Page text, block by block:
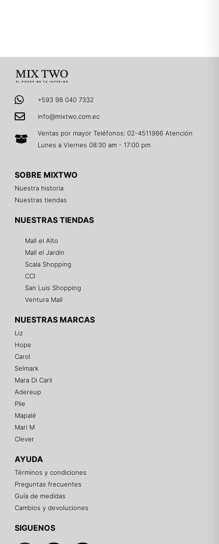
+593 98 040 7332
info@mixtwo.com.ec
Ventas por mayor Teléfonos: 02-4511986 Atención
Lunes a Viernes 08:30 am - 17:00 pm
SOBRE MIXTWO
Nuestra historia
Nuestras tiendas
NUESTRAS TIENDAS
Mall el Alto
Mall el Jardin
Scala Shopping
CCI
San Luis Shopping
Ventura Mall
NUESTRAS MARCAS
Liz
Hope
Carol
Selmark
Mara Di Carli
Adereup
Plie
Mapalé
Mari M
Clever
AYUDA
Términos y condiciones
Preguntas frecuentes
Guía de medidas
Cambios y devoluciones
SIGUENOS
¡Hola! 👋
Gracias por visitarnos. Te asesoramos
personalmente con tu compra: tallas, envíos y
pagos.
Recuerda: 10% de descuento en tu primera compra
Contáctanos por el canal que prefieras 💕
WhatsApp
Instagram